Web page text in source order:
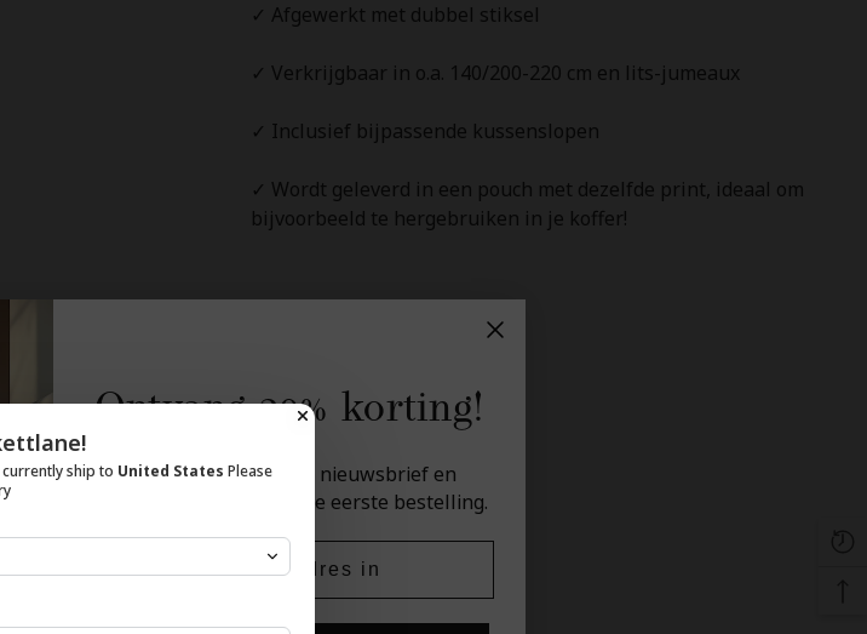
✓ Afgewerkt met dubbel stiksel
✓ Verkrijgbaar in o.a. 140/200-220 cm en lits-jumeaux
✓ Inclusief bijpassende kussenslopen
✓ Wordt geleverd in een pouch met dezelfde print, ideaal om
bijvoorbeeld te hergebruiken in je koffer!
ship to United States Please
Ontvang 20% korting!
Schrijf je in voor onze nieuwsbrief en
ontvang 20% korting op je eerste bestelling.